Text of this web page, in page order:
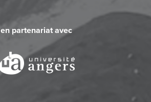
en partenariat avec